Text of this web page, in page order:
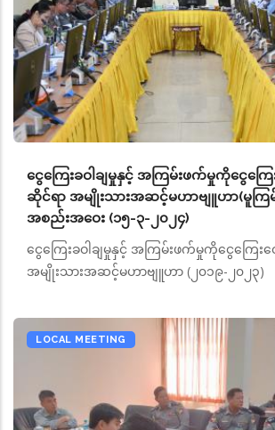
ငွေကြေးခဝါချမှုနှင့် အကြမ်းဖက်မှုကိုငွေကြ
ဆိုင်ရာ အမျိုးသားအဆင့်မဟာဗျူဟာ(မူကြမ်
အစည်းအဝေး (၁၅-၃-၂၀၂၄)
ငွေကြေးခဝါချမှုနှင့် အကြမ်းဖက်မှုကိုငွေကြေ
အမျိုးသားအဆင့်မဟာဗျူဟာ (၂၀၁၉-၂၀၂၃)
LOCAL MEETING